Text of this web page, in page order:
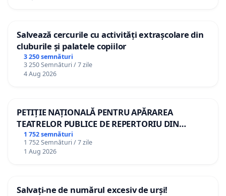
Salvează cercurile cu activități extrașcolare din
cluburile și palatele copiilor
3 250 semnături
3 250 Semnături / 7 zile
4 Aug 2026
PETIȚIE NAȚIONALĂ PENTRU APĂRAREA
TEATRELOR PUBLICE DE REPERTORIU DIN
ROMÂNIA
1 752 semnături
1 752 Semnături / 7 zile
1 Aug 2026
Salvați-ne de numărul excesiv de urși!